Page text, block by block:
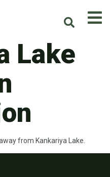
Lake
from Kankariya Lake.